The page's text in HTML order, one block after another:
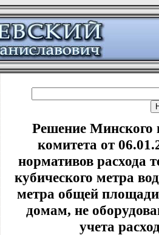
Решение Минского
комитета от
нормативов расхода
кубического метра
метра общей
домам, не
учета